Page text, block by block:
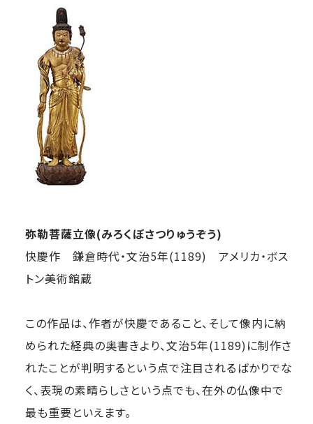
弥勒菩薩立像(みろくぼさつりゅうぞう)
快慶作 鎌倉時代・文治5年(1189) アメリカ・ボス
トン美術館蔵
この作品は、作者が快慶であること、そして像内に納
められた経典の奥書きより、文治5年(1189)に制作さ
れたことが判明するという点で注目されるばかりでな
く、表現の素晴らしさという点でも、在外の仏像中で
最も重要といえます。